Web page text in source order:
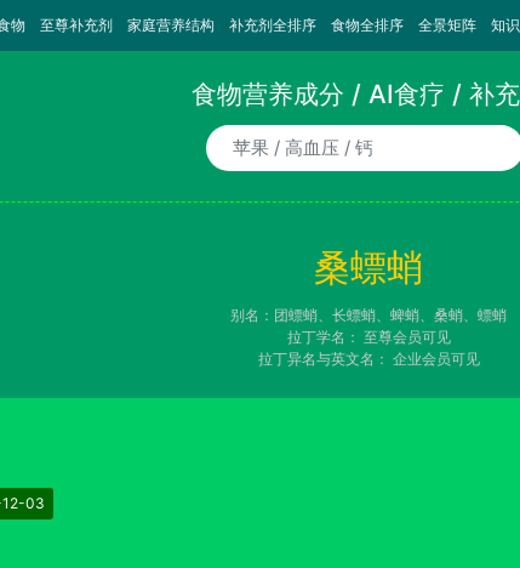
物 至尊补充剂 家庭营养结构 补充剂全排序 食物全排序 全景矩阵 知
食物营养成分 / AI食疗 / 补
食物/AI食疗诉求/补充剂名称
桑螵蛸
别名：团螵蛸、长螵蛸、蜱蛸、桑蛸、螵蛸
拉丁学名： 至尊会员可见
拉丁异名与英文名： 企业会员可见
12-03